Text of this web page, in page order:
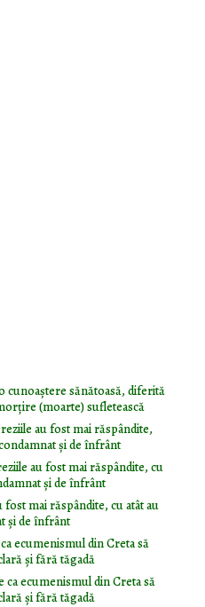
cunoaștere sănătoasă, diferită
(moarte) sufletească
au fost mai răspândite,
și de înfrânt
au fost mai răspândite, cu
și de înfrânt
fost mai răspândite, cu atât au
și de înfrânt
ecumenismul din Creta să
și fără tăgadă
ca ecumenismul din Creta să
și fără tăgadă